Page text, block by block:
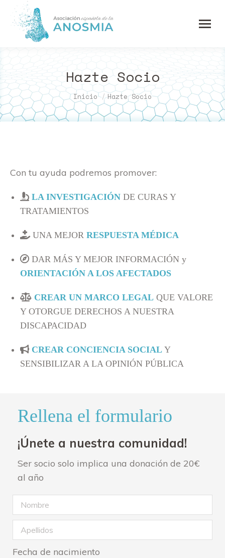
Hazte Socio
Estás aquí:
Inicio Hazte Socio
Con tu ayuda podremos promover:
LA INVESTIGACIÓN DE CURAS Y
TRATAMIENTOS
UNA MEJOR RESPUESTA MÉDICA
DAR MÁS Y MEJOR INFORMACIÓN y
ORIENTACIÓN A LOS AFECTADOS
CREAR UN MARCO LEGAL QUE VALORE
Y OTORGUE DERECHOS A NUESTRA
DISCAPACIDAD
CREAR CONCIENCIA SOCIAL Y
SENSIBILIZAR A LA OPINIÓN PÚBLICA
Rellena el formulario
¡Únete a nuestra comunidad!
Ser socio solo implica una donación de 20€
al año
Fecha de nacimiento